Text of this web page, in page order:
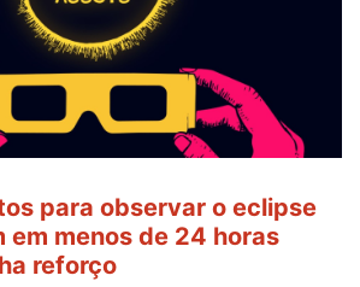
para observar o eclipse
em menos de 24 horas
reforço